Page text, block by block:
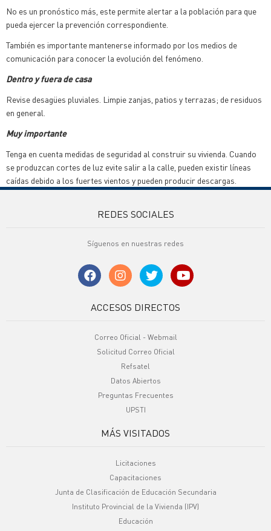
No es un pronóstico más, este permite alertar a la población para que
pueda ejercer la prevención correspondiente.
También es importante mantenerse informado por los medios de
comunicación para conocer la evolución del fenómeno.
Dentro y fuera de casa
Revise desagües pluviales. Limpie zanjas, patios y terrazas; de residuos
en general.
Muy importante
Tenga en cuenta medidas de seguridad al construir su vivienda. Cuando
se produzcan cortes de luz evite salir a la calle, pueden existir líneas
caídas debido a los fuertes vientos y pueden producir descargas.
REDES SOCIALES
Síguenos en nuestras redes
ACCESOS DIRECTOS
Correo Oficial - Webmail
Solicitud Correo Oficial
Refsatel
Datos Abiertos
Preguntas Frecuentes
UPSTI
MÁS VISITADOS
Licitaciones
Capacitaciones
Junta de Clasificación de Educación Secundaria
Instituto Provincial de la Vivienda (IPV)
Educación